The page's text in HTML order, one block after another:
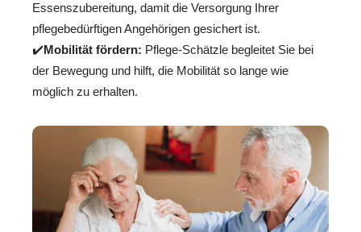
Essenszubereitung, damit die Versorgung Ihrer
pflegebedürftigen Angehörigen gesichert ist.
✔️Mobilität fördern: Pflege-Schätzle begleitet Sie bei
der Bewegung und hilft, die Mobilität so lange wie
möglich zu erhalten.